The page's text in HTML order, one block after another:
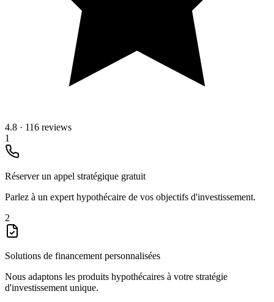
4.8 · 116 reviews
1
Réserver un appel stratégique gratuit
Parlez à un expert hypothécaire de vos objectifs d'investissement.
2
Solutions de financement personnalisées
Nous adaptons les produits hypothécaires à votre stratégie
d'investissement unique.